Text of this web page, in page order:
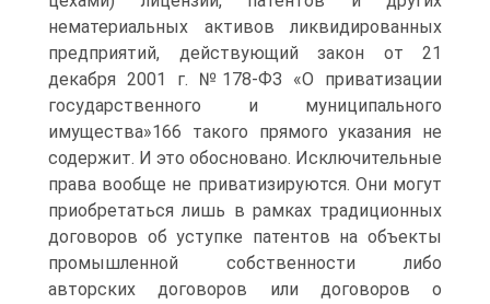
нематериальных активов ликвидированных
предприятий, действующий закон от 21
декабря 2001 г. №178-ФЗ «О приватизации
государственного и муниципального
имущества»166 такого прямого указания не
содержит. И это обосновано. Исключительные
права вообще не приватизируются. Они могут
приобретаться лишь в рамках традиционных
договоров об уступке патентов на объекты
промышленной собственности либо
авторских договоров или договоров о